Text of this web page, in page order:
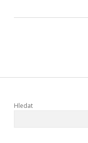
Sidebar
Hledat